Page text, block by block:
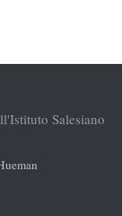
Salesiano